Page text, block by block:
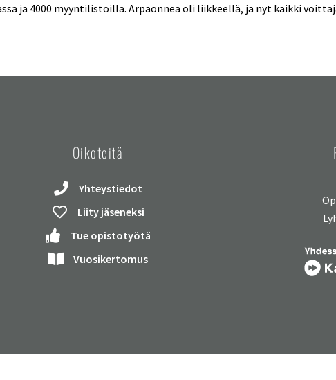
ja 4000 myyntilistoilla. Arpaonnea oli liikkeellä, ja nyt kaikki
Oikoteitä
Yhteystiedot
Liity jäseneksi
Tue opistotyötä
Vuosikertomus